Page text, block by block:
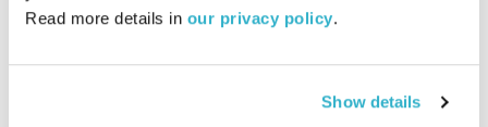
Read more details in our privacy policy.
Show details
מיכל גפן מזמינה אתכם לשעתיים של מוזיקה שמגיעה מכל קצווי